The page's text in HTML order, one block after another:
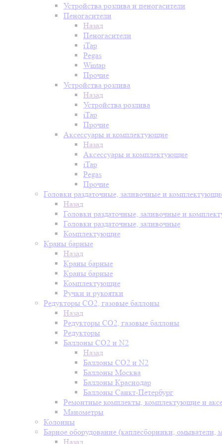
Устройства розлива и пеногасители
Пеногасители
Назад
Пеногасители
iTap
Pegas
Wintap
Прочие
Устройства розлива
Назад
Устройства розлива
iTap
Прочие
Аксессуары и комплектующие
Назад
Аксессуары и комплектующие
iTap
Pegas
Прочие
Головки раздаточные, заливочные и
Назад
Головки раздаточные, заливочные и
Головки раздаточные, заливочные
Комплектующие
Краны барные
Назад
Краны барные
Краны барные
Комплектующие
Ручки и рукоятки
Редукторы СО2, газовые баллоны
Назад
Редукторы СО2, газовые баллоны
Редукторы
Баллоны СО2 и N2
Назад
Баллоны СО2 и N2
Баллоны Москва
Баллоны Краснодар
Баллоны Санкт-Петербург
Ремонтные комплекты, комплектующие и
Манометры
Колонны
Барное оборудование (каплесборники, омыватели,
Назад